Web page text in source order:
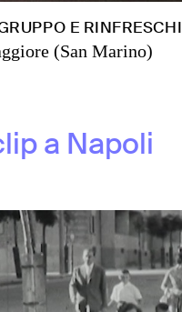
E RINFRESCHI
(San Marino)
a Napoli